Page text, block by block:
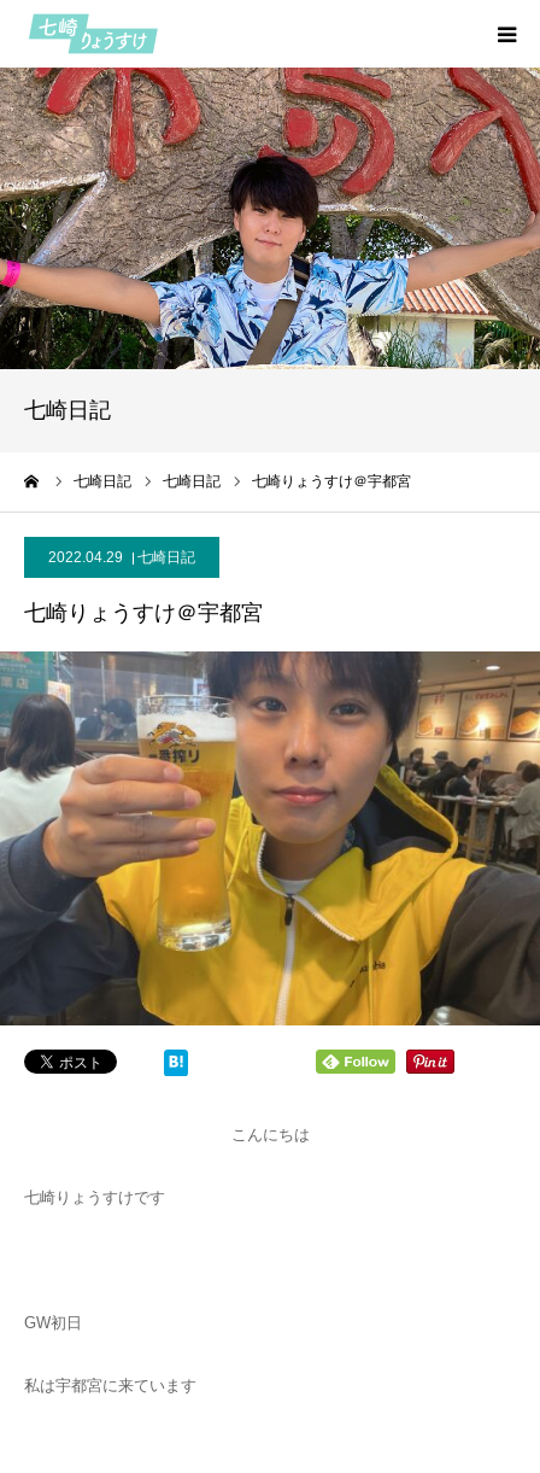
七崎日記
七崎日記 七崎日記 七崎りょうすけ＠宇都宮
2022.04.29 七崎日記
七崎りょうすけ＠宇都宮
こんにちは
七崎りょうすけです
GW初日
私は宇都宮に来ています
HOME
プロフィール
七つの約束
活動報告